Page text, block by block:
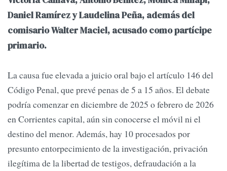
Daniel Ramírez y Laudelina Peña, además del
comisario Walter Maciel, acusado como partícipe
primario.
La causa fue elevada a juicio oral bajo el artículo 146 del
Código Penal, que prevé penas de 5 a 15 años. El debate
podría comenzar en diciembre de 2025 o febrero de 2026
en Corrientes capital, aún sin conocerse el móvil ni el
destino del menor. Además, hay 10 procesados por
presunto entorpecimiento de la investigación, privación
ilegítima de la libertad de testigos, defraudación a la